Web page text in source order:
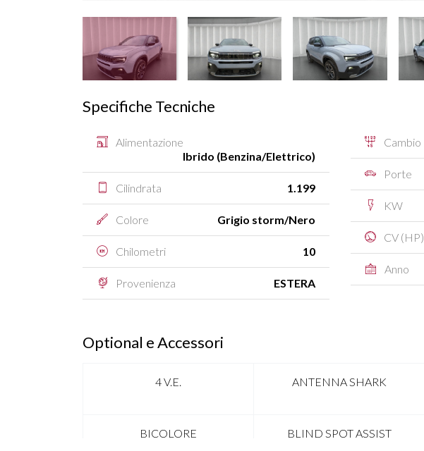
Specifiche Tecniche
Alimentazione
Ibrido (Benzina/Elettrico)
Cilindrata 1.199
Colore Grigio storm/Nero
Chilometri 10
Provenienza ESTERA
Cambio
Porte
KW
CV (HP)
Anno
Optional e Accessori
4 V.E. ANTENNA SHARK
BICOLORE BLIND SPOT ASSIST